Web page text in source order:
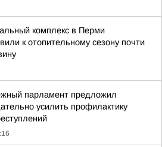
комплекс в Перми
к отопительному сезону почти
парламент предложил
усилить профилактику